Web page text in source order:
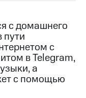
с домашнего
с
в Telegram,
а
с помощью